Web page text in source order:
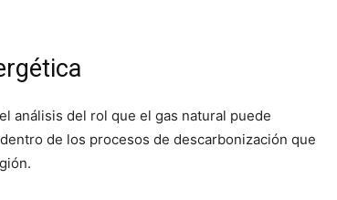
análisis del rol que el gas natural puede
de los procesos de descarbonización que